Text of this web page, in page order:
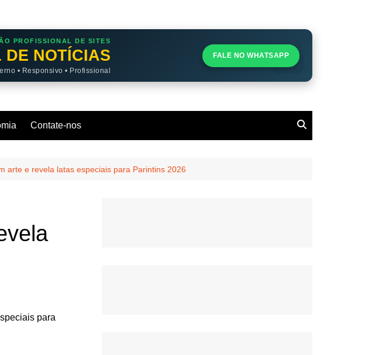
PROFISSIONAL DE SITES
DE NOTÍCIAS
• Responsivo • Profissional
FALE NO WHATSAPP
Contate-nos
arte e revela latas especiais para Parintins 2026